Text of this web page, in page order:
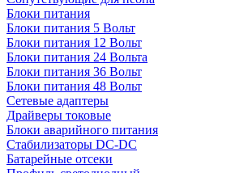
Блоки питания
Блоки питания 5 Вольт
Блоки питания 12 Вольт
Блоки питания 24 Вольта
Блоки питания 36 Вольт
Блоки питания 48 Вольт
Сетевые адаптеры
Драйверы токовые
Блоки аварийного питания
Стабилизаторы DC-DC
Батарейные отсеки